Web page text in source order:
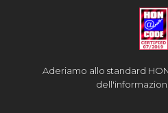
Aderiamo allo standard